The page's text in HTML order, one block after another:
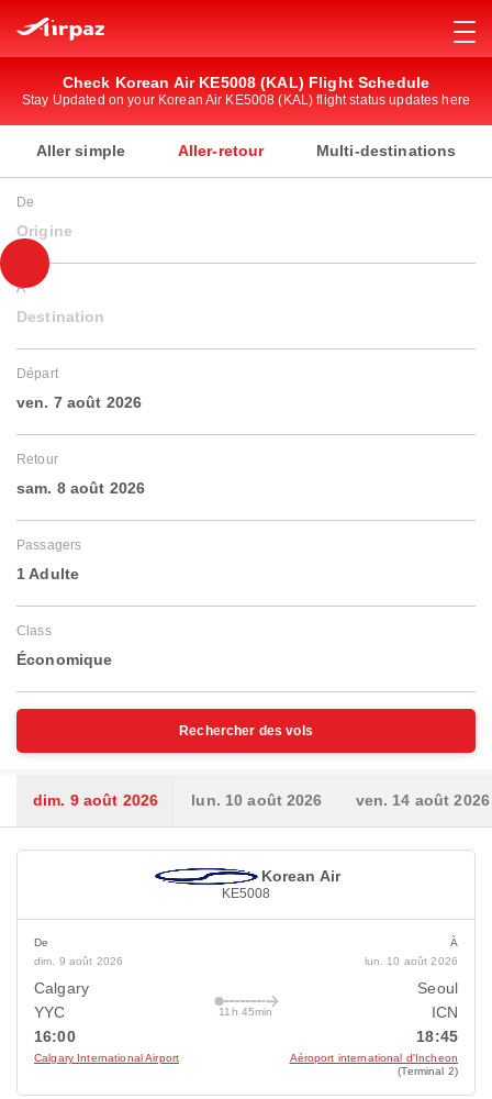
Check Korean Air KE5008 (KAL) Flight Schedule
Stay Updated on your Korean Air KE5008 (KAL) flight status updates here
Aller simple Aller-retour Multi-destinations
De
Origine
À
Destination
Départ
ven. 7 août 2026
Retour
sam. 8 août 2026
Passagers
1 Adulte
Class
Économique
Rechercher des vols
dim. 9 août 2026 lun. 10 août 2026 ven. 14 août 2026
Korean Air
KE5008
De
dim. 9 août 2026
Calgary
YYC
16:00
Calgary International Airport
11h 45min
À
lun. 10 août 2026
Seoul
ICN
18:45
Aéroport international d'Incheon
(Terminal 2)